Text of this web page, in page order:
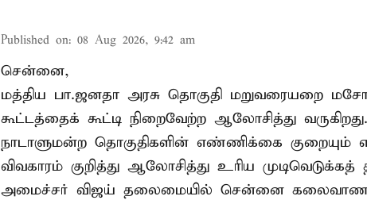
Published on: 08 Aug 2026, 9:42 am
சென்னை,
மத்திய பா.ஜனதா அரசு தொகுதி மறுவரையறை
கூட்டத்தைக் கூட்டி நிறைவேற்ற ஆலோசித்து
நாடாளுமன்ற தொகுதிகளின் எண்ணிக்கை குறையும்
விவகாரம் குறித்து ஆலோசித்து உரிய
அமைச்சர் விஜய் தலைமையில் சென்னை